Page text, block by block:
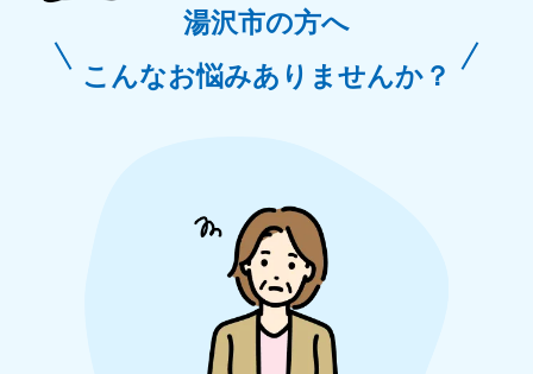
湯沢市の方へ
こんなお悩みありませんか？